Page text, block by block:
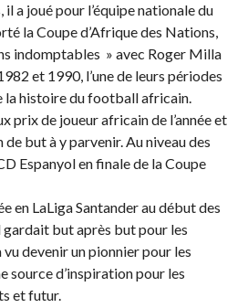
il a joué pour l’équipe nationale du
la Coupe d’Afrique des Nations,
indomptables » avec Roger Milla
et 1990, l’une de leurs périodes
la histoire du football africain.
prix de joueur africain de l’année et
but à y parvenir. Au niveau des
Espanyol en finale de la Coupe
en LaLiga Santander au début des
gardait but après but pour les
vu devenir un pionnier pour les
source d’inspiration pour les
et futur.